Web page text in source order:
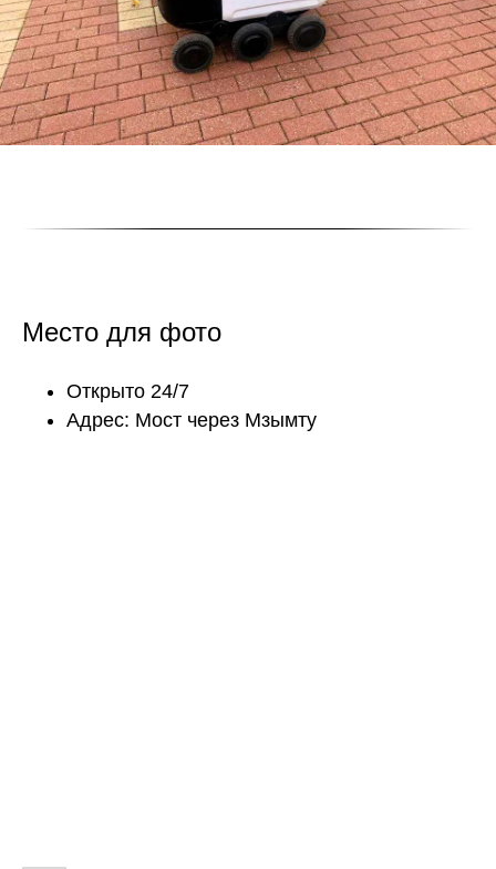
Место для фото
Открыто 24/7
Адрес: Мост через Мзымту